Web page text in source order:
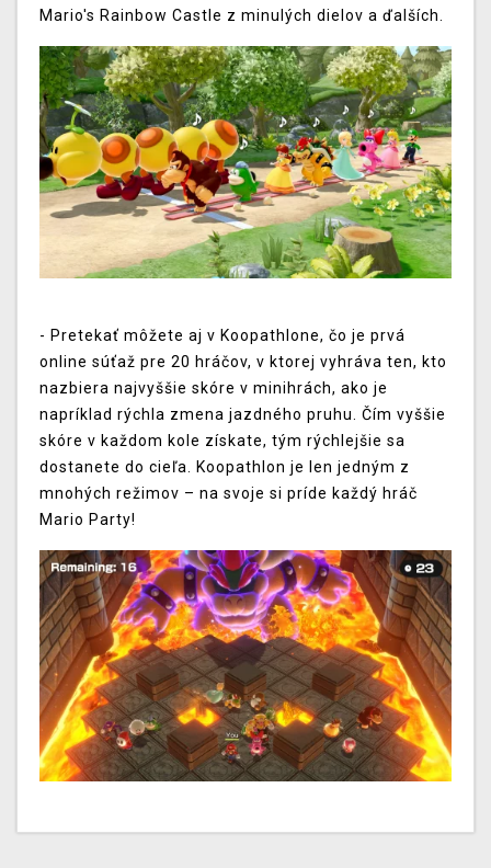
Mario's Rainbow Castle z minulých dielov a ďalších.
- Pretekať môžete aj v Koopathlone, čo je prvá
online súťaž pre 20 hráčov, v ktorej vyhráva ten, kto
nazbiera najvyššie skóre v minihrách, ako je
napríklad rýchla zmena jazdného pruhu. Čím vyššie
skóre v každom kole získate, tým rýchlejšie sa
dostanete do cieľa. Koopathlon je len jedným z
mnohých režimov – na svoje si príde každý hráč
Mario Party!